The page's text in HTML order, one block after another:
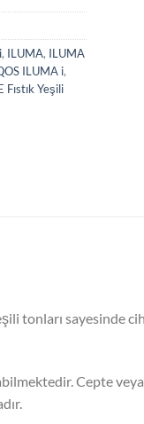
, ILUMA, ILUMA
ILUMA i,
Yeşili
tonları sayesinde
Cepte